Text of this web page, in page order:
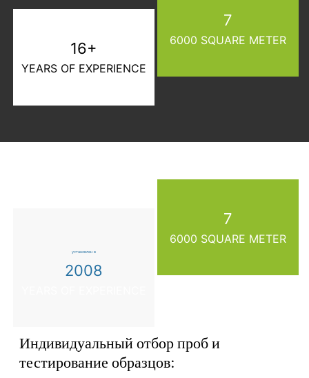
16+
YEARS OF EXPERIENCE
7
6000 SQUARE METER
установлен в
2008
7
6000 SQUARE METER
Индивидуальный отбор проб и
тестирование образцов: